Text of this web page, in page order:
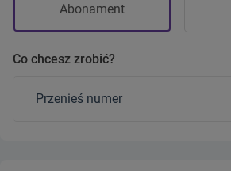
Abonament
Co chcesz zrobić?
Przenieś numer